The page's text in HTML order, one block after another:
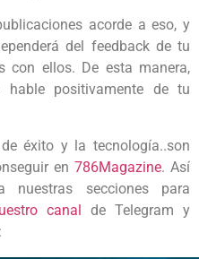
acorde a eso, y
del feedback de tu
con ellos. De esta manera,
hable positivamente de tu
éxito y la tecnología..son
en786Magazine. Así
nuestras secciones para
canal de Telegram y